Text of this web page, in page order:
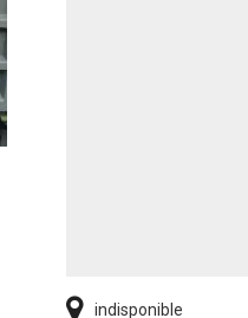
indisponible